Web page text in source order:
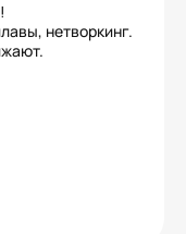
нетворкинг.